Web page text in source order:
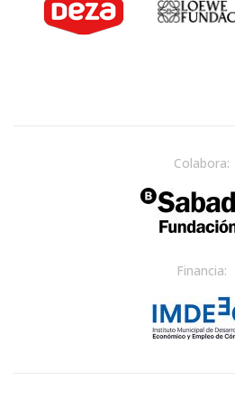
Colabora:
Financia: